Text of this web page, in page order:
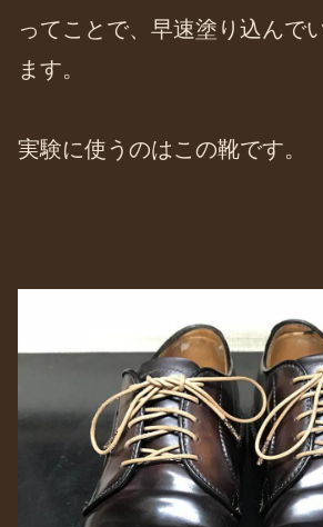
ってことで、早速塗り込んで
ます。
実験に使うのはこの靴です。